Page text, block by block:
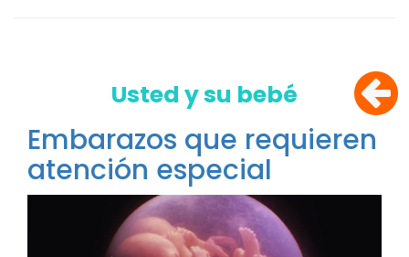
Usted y su bebé
Embarazos que requieren
atención especial